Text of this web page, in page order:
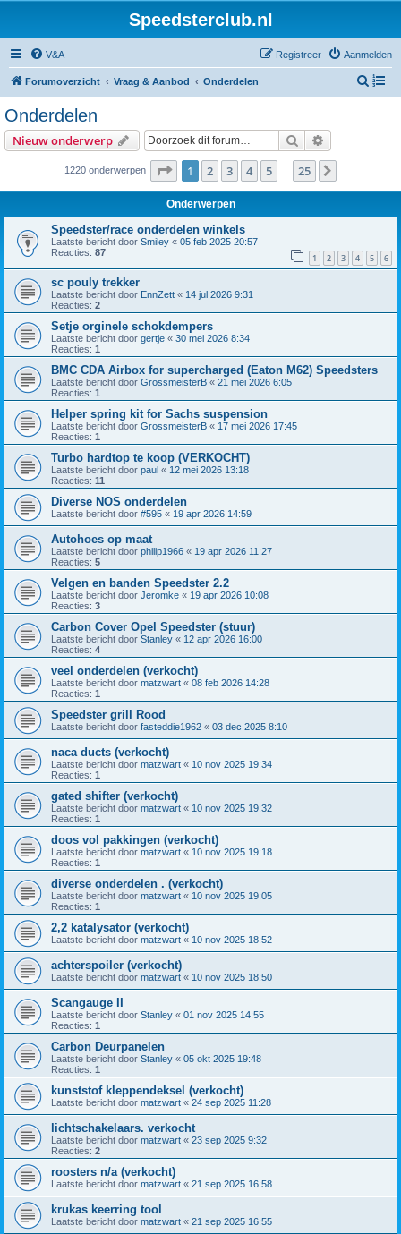
Speedsterclub.nl
V&A Aanmelden
Registreer
Forumoverzicht Vraag & Aanbod Onderdelen
Z
Onderdelen
Nieuw onderwerp Zoek
1220 onderwerpen Pagina van 25
1 2 3 4 5 25
Onderwerpen
Speedster/race onderdelen winkels
Laatste bericht door Smiley « 05 feb 2025 20:57
Reacties: 87 1 2 3 4 5 6
sc pouly trekker
Laatste bericht door EnnZett « 14 jul 2026 9:31
Reacties: 2
Setje orginele schokdempers
Laatste bericht door gertje « 30 mei 2026 8:34
Reacties: 1
BMC CDA Airbox for supercharged (Eaton M62) Speedsters
Laatste bericht door GrossmeisterB « 21 mei 2026 6:05
Reacties: 1
Helper spring kit for Sachs suspension
Laatste bericht door GrossmeisterB « 17 mei 2026 17:45
Reacties: 1
Turbo hardtop te koop (VERKOCHT)
Laatste bericht door paul « 12 mei 2026 13:18
Reacties: 11
Diverse NOS onderdelen
Laatste bericht door #595 « 19 apr 2026 14:59
Autohoes op maat
Laatste bericht door philip1966 « 19 apr 2026 11:27
Reacties: 5
Velgen en banden Speedster 2.2
Laatste bericht door Jeromke « 19 apr 2026 10:08
Reacties: 3
Carbon Cover Opel Speedster (stuur)
Laatste bericht door Stanley « 12 apr 2026 16:00
Reacties: 4
veel onderdelen (verkocht)
Laatste bericht door matzwart « 08 feb 2026 14:28
Reacties: 1
Speedster grill Rood
Laatste bericht door fasteddie1962 « 03 dec 2025 8:10
naca ducts (verkocht)
Laatste bericht door matzwart « 10 nov 2025 19:34
Reacties: 1
gated shifter (verkocht)
Laatste bericht door matzwart « 10 nov 2025 19:32
Reacties: 1
doos vol pakkingen (verkocht)
Laatste bericht door matzwart « 10 nov 2025 19:18
Reacties: 1
diverse onderdelen . (verkocht)
Laatste bericht door matzwart « 10 nov 2025 19:05
Reacties: 1
2,2 katalysator (verkocht)
Laatste bericht door matzwart « 10 nov 2025 18:52
achterspoiler (verkocht)
Laatste bericht door matzwart « 10 nov 2025 18:50
Scangauge II
Laatste bericht door Stanley « 01 nov 2025 14:55
Reacties: 1
Carbon Deurpanelen
Laatste bericht door Stanley « 05 okt 2025 19:48
Reacties: 1
kunststof kleppendeksel (verkocht)
Laatste bericht door matzwart « 24 sep 2025 11:28
lichtschakelaars. verkocht
Laatste bericht door matzwart « 23 sep 2025 9:32
Reacties: 2
roosters n/a (verkocht)
Laatste bericht door matzwart « 21 sep 2025 16:58
krukas keerring tool
Laatste bericht door matzwart « 21 sep 2025 16:55